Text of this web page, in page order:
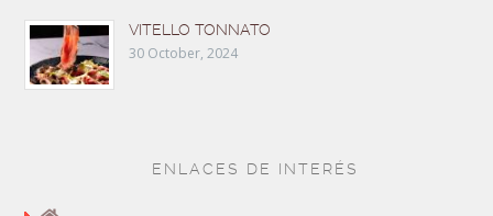
VITELLO TONNATO
30 October, 2024
ENLACES DE INTERÉS